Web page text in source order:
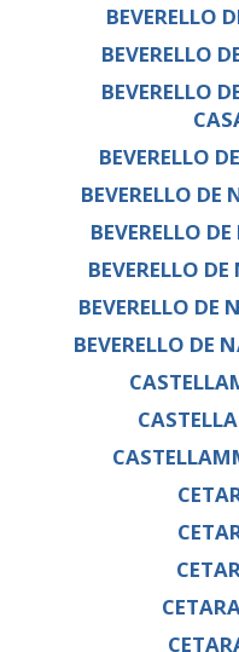
BEVERELLO
BEVERELLO
BEVERELLO
BEVERELLO
BEVERELLO
BEVERELLO
BEVERELLO
BEVERELLO DE
BEVERELLO DE